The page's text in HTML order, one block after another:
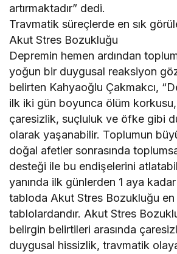
artırmaktadır” dedi.
Travmatik süreçlerde en sık
Akut Stres Bozukluğu
Depremin hemen ardından
yoğun bir duygusal reaksiyon
belirten Kahyaoğlu Çakmakcı,
ilk iki gün boyunca ölüm
çaresizlik, suçluluk ve öfke gibi
olarak yaşanabilir. Toplumun
doğal afetler sonrasında
desteği ile bu endişelerini
yanında ilk günlerden 1 aya
tabloda Akut Stres Bozukluğu en
tablolardandır. Akut Stres
belirgin belirtileri arasında
duygusal hissizlik, travmatik